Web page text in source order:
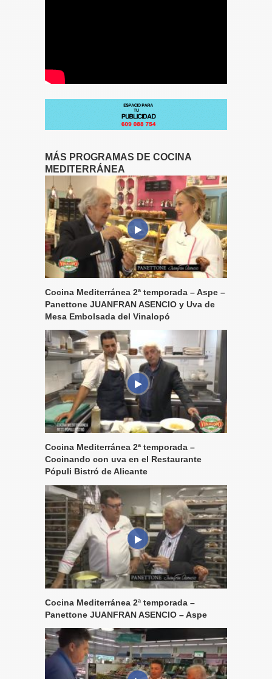
MÁS PROGRAMAS DE COCINA
MEDITERRÁNEA
Cocina Mediterránea 2ª temporada – Aspe –
Panettone JUANFRAN ASENCIO y Uva de
Mesa Embolsada del Vinalopó
Cocina Mediterránea 2ª temporada –
Cocinando con uva en el Restaurante
Pópuli Bistró de Alicante
Cocina Mediterránea 2ª temporada –
Panettone JUANFRAN ASENCIO – Aspe